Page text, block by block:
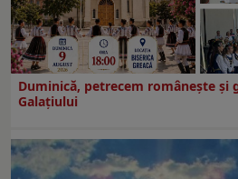
Duminică, petrecem româneşte şi
Galaţiului